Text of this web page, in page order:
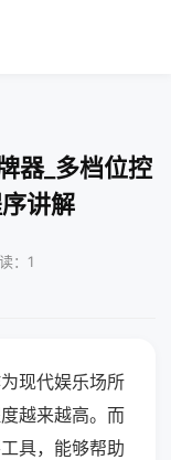
器_多档位控
讲解
：1
现代娱乐场所
越来越高。而
具，能够帮助